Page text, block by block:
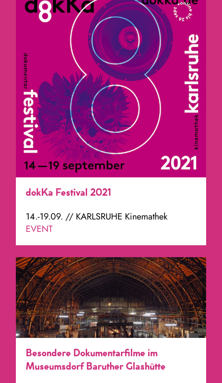
dokKa Festival 2021
14.-19.09. // KARLSRUHE Kinemathek
EVENT
Besondere Dokumentarfilme im
Museumsdorf Baruther Glashütte